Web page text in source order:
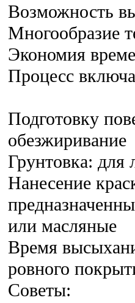
Возможность
Многообразие
Экономия
Процесс
Подготовку
обезжиривание
Грунтовка: для
Нанесение
или масляные
Время
ровного
Советы: